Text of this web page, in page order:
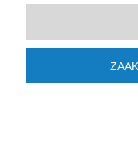
znakami towarowymi
opisy, numery i symbole
wymienionych marek i